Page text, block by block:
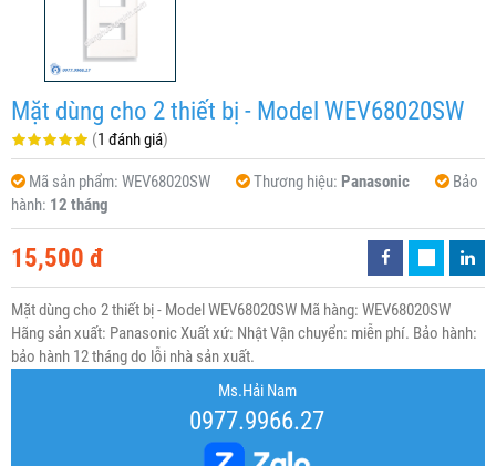
Mặt dùng cho 2 thiết bị - Model WEV68020SW
(1 đánh giá)
Mã sản phẩm: WEV68020SW Thương hiệu: Panasonic
Bảo
hành: 12 tháng
15,500 đ
Mặt dùng cho 2 thiết bị - Model WEV68020SW Mã hàng: WEV68020SW
Hãng sản xuất: Panasonic Xuất xứ: Nhật Vận chuyển: miễn phí. Bảo hành:
bảo hành 12 tháng do lỗi nhà sản xuất.
Ms.Hải Nam
0977.9966.27